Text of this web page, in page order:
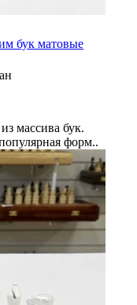
бук матовые
массива бук.
форм..